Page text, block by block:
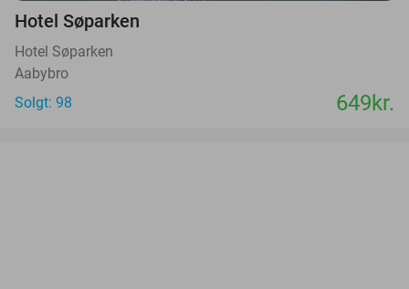
Hotel Søparken
Hotel Søparken
Aabybro
Solgt: 98
649kr.